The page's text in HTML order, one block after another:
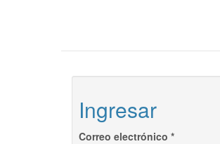
Ingresar
Correo electrónico *